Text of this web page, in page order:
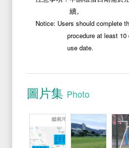
續。
Notice: Users should complete
procedure at least
use date.
圖片集 Photo